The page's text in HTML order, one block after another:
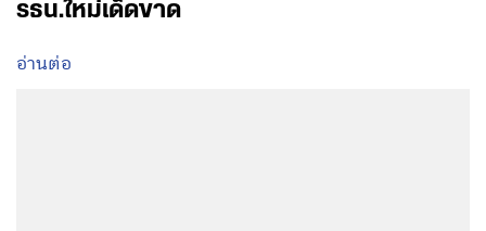
รธน.ใหม่เด็ดขาด
อ่านต่อ